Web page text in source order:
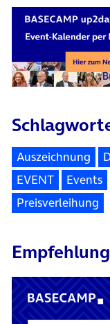
Auszeichnung
EVENT
Events
Preisverleihung